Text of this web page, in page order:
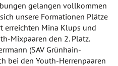
gelangen vollkommen
unsere Formationen Plätze
erreichten Mina Klups und
Mixpaaren den 2. Platz.
(SAV Grünhain-
bei den Youth-Herrenpaaren